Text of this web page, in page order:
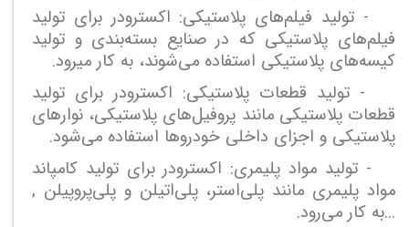
- تولید فیلم‌های پلاستیکی: اکسترودر برای تولید
فیلم‌های پلاستیکی که در صنایع بسته‌بندی و تولید
کیسه‌های پلاستیکی استفاده می‌شوند، به کار میرود.
- تولید قطعات پلاستیکی: اکسترودر برای تولید
قطعات پلاستیکی مانند پروفیل‌های پلاستیکی، نوار‌های
پلاستیکی و اجزای داخلی خودروها استفاده می‌شود.
- تولید مواد پلیمری: اکسترودر برای تولید کامپاند
مواد پلیمری مانند پلی‌استر، پلی‌اتیلن و پلی‌پروپیلن ,
...به کار می‌رود.